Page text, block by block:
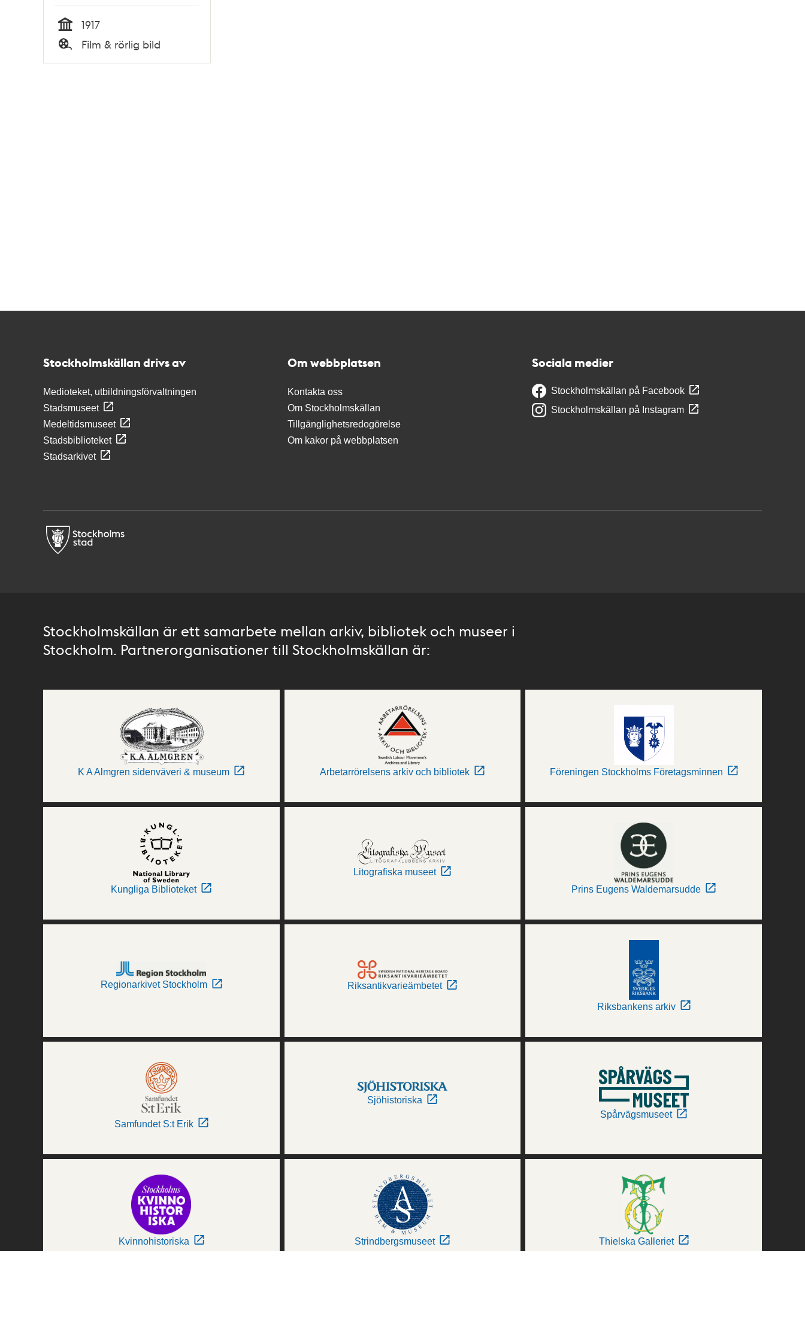
Tid
1917
Film & rörlig bild
Stockholmskällan drivs av
Medioteket, utbildningsförvaltningen
Stadsmuseet
Medeltidsmuseet
Stadsbiblioteket
Stadsarkivet
Om webbplatsen
Kontakta oss
Om Stockholmskällan
Tillgänglighetsredogörelse
Om kakor på webbplatsen
Sociala medier
Stockholmskällan på Facebook
Stockholmskällan på Instagram
Stockholmskällan är ett samarbete mellan arkiv, bibliotek och museer i
Stockholm. Partnerorganisationer till Stockholmskällan är:
K A Almgren sidenväveri & museum Arbetarrörelsens arkiv och bibliotek Föreningen Stockholms Företagsminnen
Kungliga Biblioteket
Litografiska museet
Prins Eugens Waldemarsudde
Regionarkivet Stockholm Riksantikvarieämbetet
Riksbankens arkiv
Samfundet S:t Erik
Sjöhistoriska
Spårvägsmuseet
Kvinnohistoriska Strindbergsmuseet Thielska Galleriet